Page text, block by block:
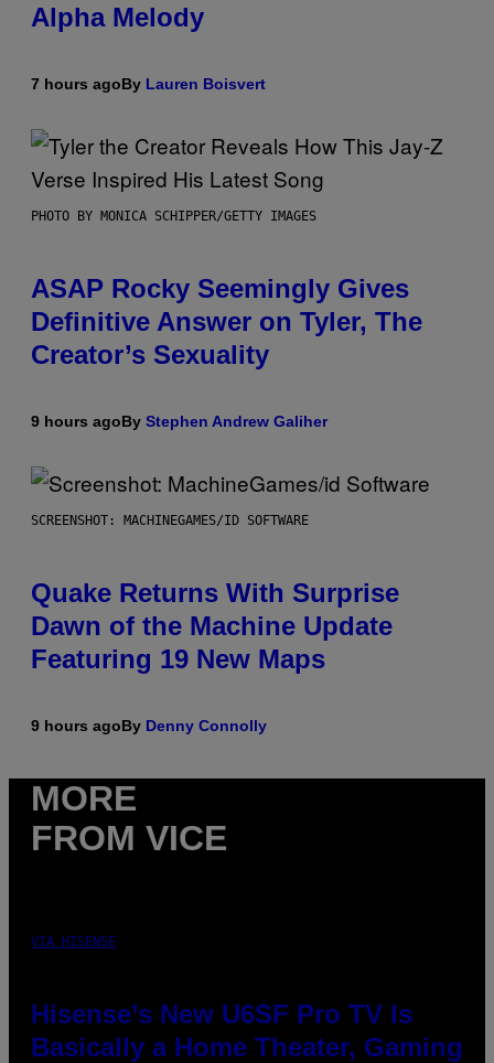
Alpha Melody
7 hours agoBy Lauren Boisvert
PHOTO BY MONICA SCHIPPER/GETTY IMAGES
ASAP Rocky Seemingly Gives
Definitive Answer on Tyler, The
Creator’s Sexuality
9 hours agoBy Stephen Andrew Galiher
SCREENSHOT: MACHINEGAMES/ID SOFTWARE
Quake Returns With Surprise
Dawn of the Machine Update
Featuring 19 New Maps
9 hours agoBy Denny Connolly
MORE
FROM VICE
VIA HISENSE
Hisense’s New U6SF Pro TV Is
Basically a Home Theater, Gaming